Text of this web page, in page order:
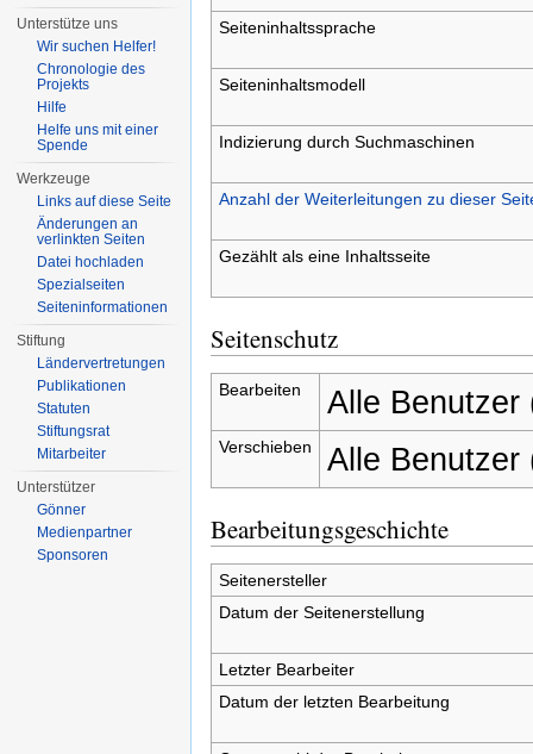
Seiteninhaltssprache
Seiteninhaltsmodell
Indizierung durch Suchmaschinen
Anzahl der Weiterleitungen zu dieser
Gezählt als eine Inhaltsseite
Seitenschutz
Bearbeiten Alle Benutzer
Verschieben Alle Benutzer
Bearbeitungsgeschichte
Seitenersteller
Datum der Seitenerstellung
Letzter Bearbeiter
Datum der letzten Bearbeitung
Unterstütze uns
Wir suchen Helfer!
Chronologie des
Projekts
Hilfe
Helfe uns mit einer
Spende
Werkzeuge
Links auf diese Seite
Änderungen an
verlinkten Seiten
Datei hochladen
Spezialseiten
Seiten­informationen
Stiftung
Ländervertretungen
Publikationen
Statuten
Stiftungsrat
Mitarbeiter
Unterstützer
Gönner
Medienpartner
Sponsoren